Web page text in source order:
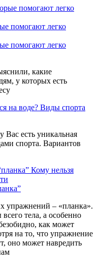
помогают легко
помогают легко
какие
у которых есть
на воде? Виды спорта
Вас есть уникальная
спорта. Вариантов
Кому нельзя
упражнений – «планка».
тела, а особенно
как может
на то, что упражнение
оно может навредить